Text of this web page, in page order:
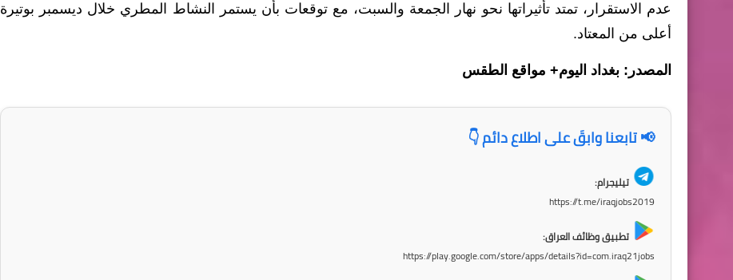
عدم الاستقرار، تمتد تأثيراتها نحو نهار الجمعة والسبت، مع توقعات بأن يستمر النشاط المطري خلال ديسمبر بوتيرة
أعلى من المعتاد.
المصدر: بغداد اليوم+ مواقع الطقس
📢 تابعنا وابقَ على اطلاع دائم 👇
تيليجرام:
https://t.me/iraqjobs2019
تطبيق وظائف العراق:
https://play.google.com/store/apps/details?id=com.iraq21jobs